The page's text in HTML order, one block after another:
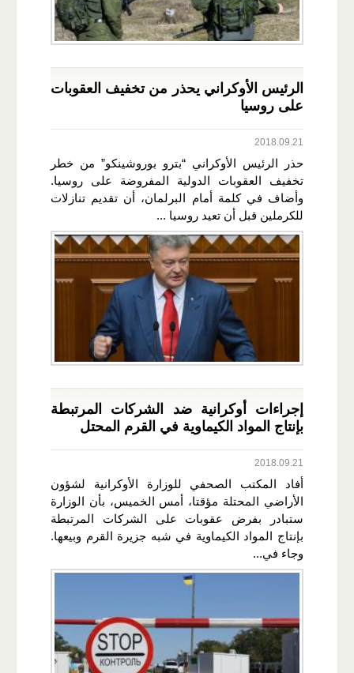
الرئيس الأوكراني يحذر من تخفيف العقوبات
على روسيا
2018.09.21
حذر الرئيس الأوكراني “بترو بوروشينكو” من خطر
تخفيف العقوبات الدولية المفروضة على روسيا.
وأضاف في كلمة أمام البرلمان، أن تقديم تنازلات
للكرملين قبل أن تعيد روسيا ...
إجراءات أوكرانية ضد الشركات المرتبطة
بإنتاج المواد الكيماوية في القرم المحتل
2018.09.21
أفاد المكتب الصحفي للوزارة الأوكرانية لشؤون
الأراضي المحتلة مؤقتا، أمس الخميس، بأن الوزارة
ستبادر بفرض عقوبات على الشركات المرتبطة
بإنتاج المواد الكيماوية في شبه جزيرة القرم وبيعها.
وجاء في...